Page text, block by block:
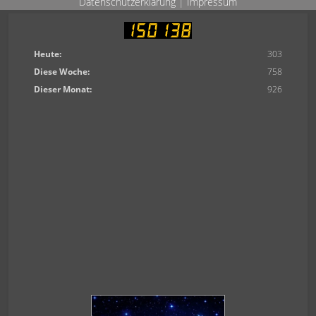
Heute:
303
Diese Woche:
758
Dieser Monat:
926